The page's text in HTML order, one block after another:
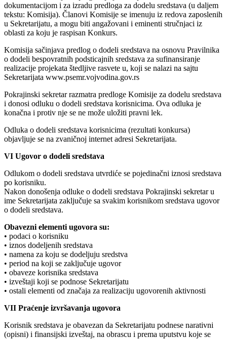
dokumentacijom i za izradu predloga za dodelu sredstava (u daljem
tekstu: Komisija). Članovi Komisije se imenuju iz redova zaposlenih
u Sekretarijatu, a mogu biti angažovani i eminenti stručnjaci iz
oblasti za koju je raspisan Konkurs.
Komisija sačinjava predlog o dodeli sredstava na osnovu Pravilnika
o dodeli bespovratnih podsticajnih sredstava za sufinansiranje
realizacije projekata štedljive rasvete u, koji se nalazi na sajtu
Sekretarijata www.psemr.vojvodina.gov.rs
Pokrajinski sekretar razmatra predloge Komisije za dodelu sredstava
i donosi odluku o dodeli sredstava korisnicima. Ova odluka je
konačna i protiv nje se ne može uložiti pravni lek.
Odluka o dodeli sredstava korisnicima (rezultati konkursa)
objavljuje se na zvaničnoj internet adresi Sekretarijata.
VI Ugovor o dodeli sredstava
Odlukom o dodeli sredstava utvrdiće se pojedinačni iznosi sredstava
po korisniku.
Nakon donošenja odluke o dodeli sredstava Pokrajinski sekretar u
ime Sekretarijata zaključuje sa svakim korisnikom sredstava ugovor
o dodeli sredstava.
Obavezni elementi ugovora su:
• podaci o korisniku
• iznos dodeljenih sredstava
• namena za koju se dodeljuju sredstva
• period na koji se zaključuje ugovor
• obaveze korisnika sredstava
• izveštaji koji se podnose Sekretarijatu
• ostali elementi od značaja za realizaciju ugovorenih aktivnosti
VII Praćenje izvršavanja ugovora
Korisnik sredstava je obavezan da Sekretarijatu podnese narativni
(opisni) i finansijski izveštaj, na obrascu i prema uputstvu koje se